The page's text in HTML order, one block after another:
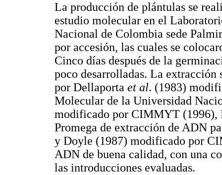
La producción de plántulas se
estudio molecular en el
Nacional de Colombia sede
por accesión, las cuales se
Cinco días después de la
poco desarrolladas. La extracción
por Dellaporta et al. (1983)
Molecular de la Universidad
modificado por CIMMYT
Promega de extracción de ADN
y Doyle (1987) modificado por
ADN de buena calidad, con una
las introducciones evaluadas.